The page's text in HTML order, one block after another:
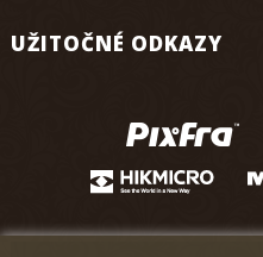
UŽITOČNÉ ODKAZY